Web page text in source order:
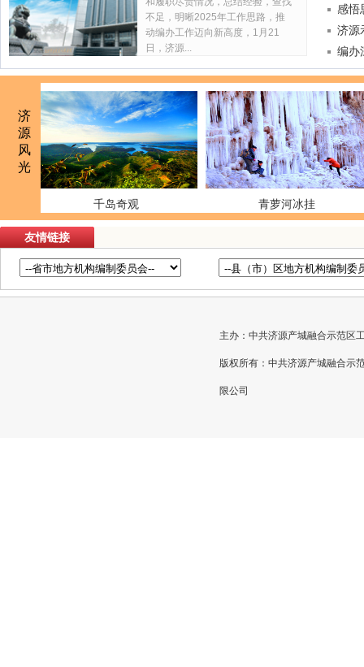
不足，明晰2025年工作思路，推
动编办工作迈向新高度，1月21
日，济源...
感悟
济源
编办
济
源
风
光
千岛奇观 青萝河冰挂
友情链接
主办：中共济源产城融合示范区
版权所有：中共济源产城融合示
限公司